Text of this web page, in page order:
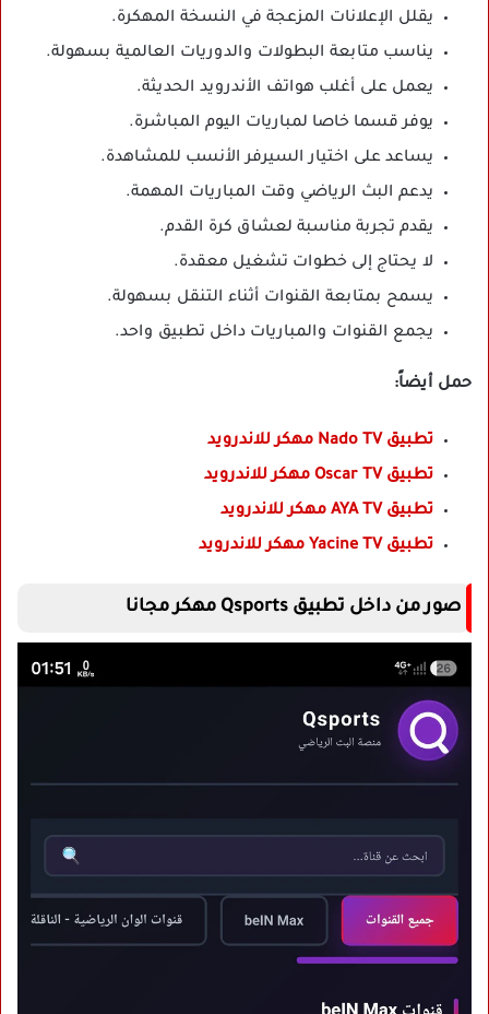
يقلل الإعلانات المزعجة في النسخة المهكرة.
يناسب متابعة البطولات والدوريات العالمية بسهولة.
يعمل على أغلب هواتف الأندرويد الحديثة.
يوفر قسما خاصا لمباريات اليوم المباشرة.
يساعد على اختيار السيرفر الأنسب للمشاهدة.
يدعم البث الرياضي وقت المباريات المهمة.
يقدم تجربة مناسبة لعشاق كرة القدم.
لا يحتاج إلى خطوات تشغيل معقدة.
يسمح بمتابعة القنوات أثناء التنقل بسهولة.
يجمع القنوات والمباريات داخل تطبيق واحد.
حمل أيضاً:
تطبيق Nado TV مهكر للاندرويد
تطبيق Oscar TV مهكر للاندرويد
تطبيق AYA TV مهكر للاندرويد
تطبيق Yacine TV مهكر للاندرويد
صور من داخل تطبيق Qsports مهكر مجانا